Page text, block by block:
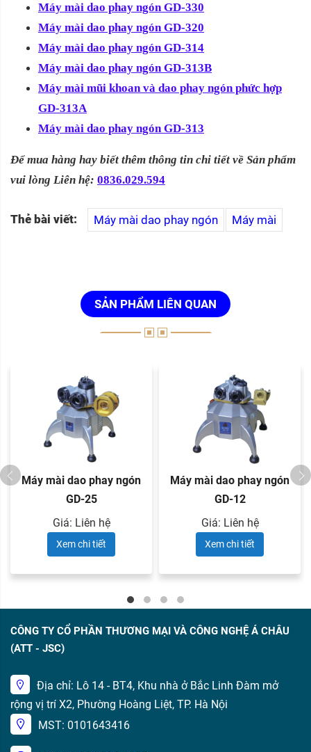
Máy mài dao phay ngón GD-330
Máy mài dao phay ngón GD-320
Máy mài dao phay ngón GD-314
Máy mài dao phay ngón GD-313B
Máy mài mũi khoan và dao phay ngón phức hợp
GD-313A
Máy mài dao phay ngón GD-313
Để mua hàng hay biết thêm thông tin chi tiết về Sản phẩm
vui lòng Liên hệ: 0836.029.594
Thẻ bài viết: Máy mài dao phay ngón Máy mài
SẢN PHẨM LIÊN QUAN
Máy mài dao phay ngón
GD-25
Giá: Liên hệ
Xem chi tiết
Máy mài dao phay ngón
GD-12
Giá: Liên hệ
Xem chi tiết
CÔNG TY CỔ PHẦN THƯƠNG MẠI VÀ CÔNG NGHỆ Á CHÂU
(ATT - JSC)
Địa chỉ: Lô 14 - BT4, Khu nhà ở Bắc Linh Đàm mở
rộng vị trí X2, Phường Hoàng Liệt, TP. Hà Nội
MST: 0101643416